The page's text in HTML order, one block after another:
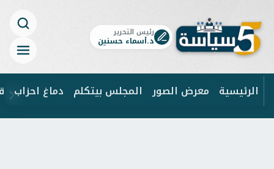
رئيس التحرير
د.أسماء حسنين
الرئيسية معرض الصور المجلس بيتكلم دماغ احزاب